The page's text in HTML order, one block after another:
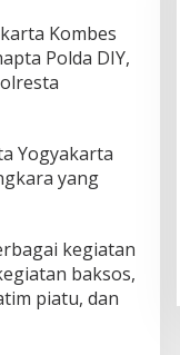
Kombes
Polda DIY,
Yogyakarta
yang
kegiatan
baksos,
piatu, dan